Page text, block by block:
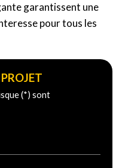
garantissent une
pour tous les
(*) sont